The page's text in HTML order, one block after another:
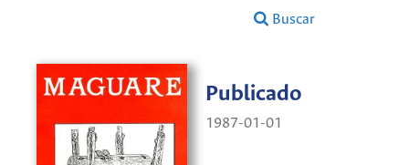
Buscar
Publicado
1987-01-01